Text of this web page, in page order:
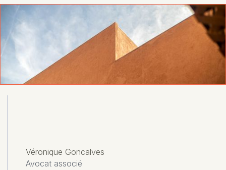
Véronique Goncalves
Avocat associé